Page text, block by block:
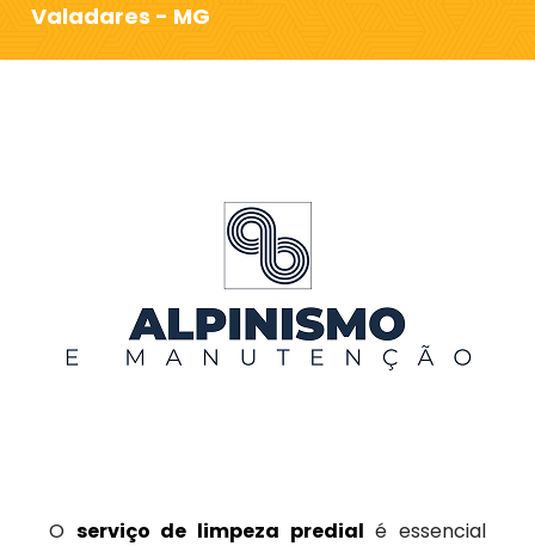
Valadares - MG
O serviço de limpeza predial é essencial